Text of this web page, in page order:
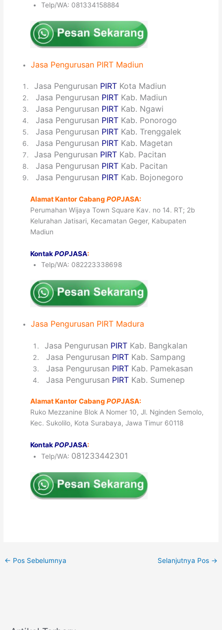
Telp/WA: 081334158884
Jasa Pengurusan PIRT Madiun
1Jasa Pengurusan PIRT Kota Madiun
2Jasa Pengurusan PIRT Kab. Madiun
3Jasa Pengurusan PIRT Kab. Ngawi
4Jasa Pengurusan PIRT Kab. Ponorogo
5Jasa Pengurusan PIRT Kab. Trenggalek
6Jasa Pengurusan PIRT Kab. Magetan
7Jasa Pengurusan PIRT Kab. Pacitan
8Jasa Pengurusan PIRT Kab. Pacitan
9Jasa Pengurusan PIRT Kab. Bojonegoro
Alamat Kantor CabangPOPJASA:
Perumahan Wijaya Town Square Kav. no 14. RT; 2b
Kelurahan Jatisari, Kecamatan Geger, Kabupaten
Madiun
KontakPOPJASA:
Telp/WA: 082223338698
Jasa Pengurusan PIRT Madura
Jasa Pengurusan PIRT Kab. Bangkalan
Jasa Pengurusan PIRT Kab. Sampang
Jasa Pengurusan PIRT Kab. Pamekasan
Jasa Pengurusan PIRT Kab. Sumenep
Alamat Kantor CabangPOPJASA:
Ruko Mezzanine Blok A Nomer 10, Jl. Nginden Semolo,
Kec. Sukolilo, Kota Surabaya, Jawa Timur 60118
KontakPOPJASA:
Telp/WA: 081233442301
← Pos Sebelumnya Selanjutnya Pos →